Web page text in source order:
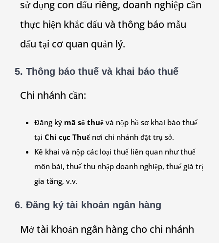
sử dụng con dấu riêng, doanh nghiệp cần
thực hiện khắc dấu và thông báo mẫu
dấu tại cơ quan quản lý.
5. Thông báo thuế và khai báo thuế
Chi nhánh cần:
Đăng ký mã số thuếvà nộp hồ sơ khai báo thuế
tại Chi cục Thuếnơi chi nhánh đặt trụ sở.
Kê khai và nộp các loại thuế liên quan như thuế
môn bài, thuế thu nhập doanh nghiệp, thuế giá trị
gia tăng, v.v.
6. Đăng ký tài khoản ngân hàng
Mở tài khoản ngân hàng cho chi nhánh